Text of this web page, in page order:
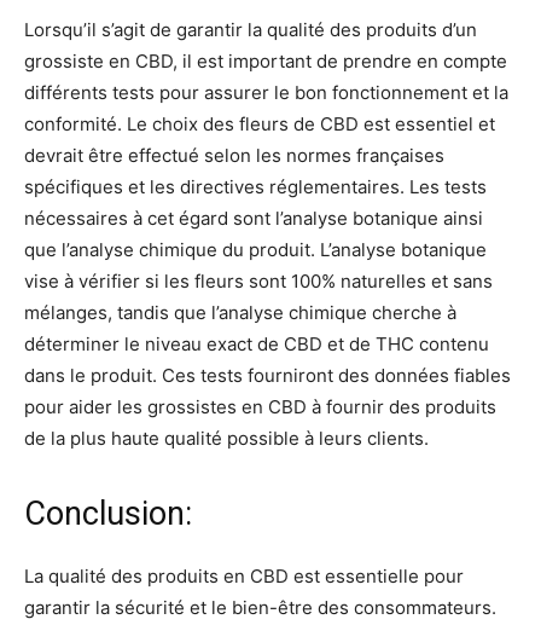
Lorsqu’il s’agit de garantir la qualité des produits d’un
grossiste en CBD, il est important de prendre en compte
différents tests pour assurer le bon fonctionnement et la
conformité. Le choix des fleurs de CBD est essentiel et
devrait être effectué selon les normes françaises
spécifiques et les directives réglementaires. Les tests
nécessaires à cet égard sont l’analyse botanique ainsi
que l’analyse chimique du produit. L’analyse botanique
vise à vérifier si les fleurs sont 100% naturelles et sans
mélanges, tandis que l’analyse chimique cherche à
déterminer le niveau exact de CBD et de THC contenu
dans le produit. Ces tests fourniront des données fiables
pour aider les grossistes en CBD à fournir des produits
de la plus haute qualité possible à leurs clients.
Conclusion:
La qualité des produits en CBD est essentielle pour
garantir la sécurité et le bien-être des consommateurs.